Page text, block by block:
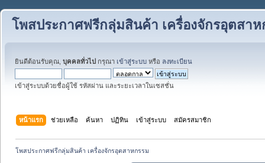
โพสประกาศฟรีกลุ่มสินค้า เครื่องจักรอุตสาห
ยินดีต้อนรับคุณ, บุคคลทั่วไป กรุณา เข้าสู่ระบบ หรือ ลงทะเบียน
เข้าสู่ระบบด้วยชื่อผู้ใช้ รหัสผ่าน และระยะเวลาในเซสชั่น
หน้าแรก ช่วยเหลือ ค้นหา ปฏิทิน เข้าสู่ระบบ สมัครสมาชิก
โพสประกาศฟรีกลุ่มสินค้า เครื่องจักรอุตสาหกรรม